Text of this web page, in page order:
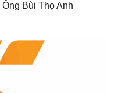
Ông Bùi Thọ Anh